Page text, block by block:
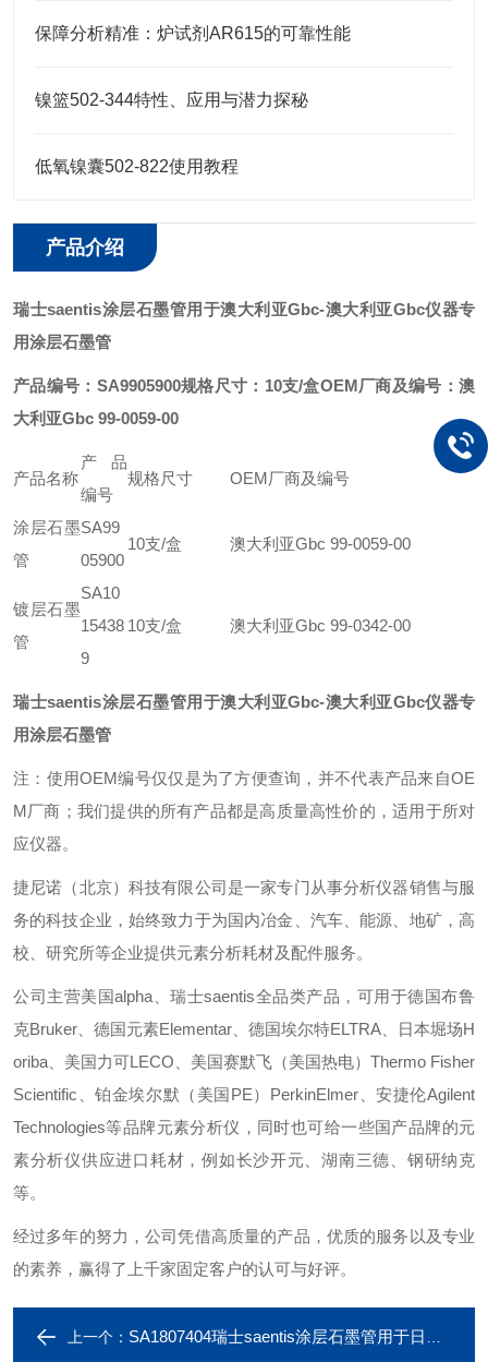
保障分析精准：炉试剂AR615的可靠性能
镍篮502-344特性、应用与潜力探秘
低氧镍囊502-822使用教程
产品介绍
瑞士saentis涂层石墨管用于澳大利亚Gbc-澳大利亚Gbc仪器专
用涂层石墨管
产品编号：SA9905900规格尺寸：10支/盒OEM厂商及编号：澳
大利亚Gbc 99-0059-00
产品名称
产品
编号
规格尺寸 OEM厂商及编号
涂层石墨
管
SA99
05900
10支/盒 澳大利亚Gbc 99-0059-00
镀层石墨
管
SA10
15438
9
10支/盒 澳大利亚Gbc 99-0342-00
瑞士saentis涂层石墨管用于澳大利亚Gbc-澳大利亚Gbc仪器专
用涂层石墨管
注：使用OEM编号仅仅是为了方便查询，并不代表产品来自OE
M厂商；我们提供的所有产品都是高质量高性价的，适用于所对
应仪器。
捷尼诺（北京）科技有限公司是一家专门从事分析仪器销售与服
务的科技企业，始终致力于为国内冶金、汽车、能源、地矿，高
校、研究所等企业提供元素分析耗材及配件服务。
公司主营美国alpha、瑞士saentis全品类产品，可用于德国布鲁
克Bruker、德国元素Elementar、德国埃尔特ELTRA、日本堀场H
oriba、美国力可LECO、美国赛默飞（美国热电）Thermo Fisher
Scientific、铂金埃尔默（美国PE）PerkinElmer、安捷伦Agilent
Technologies等品牌元素分析仪，同时也可给一些国产品牌的元
素分析仪供应进口耗材，例如长沙开元、湖南三德、钢研纳克
等。
经过多年的努力，公司凭借高质量的产品，优质的服务以及专业
的素养，赢得了上千家固定客户的认可与好评。
上一个： SA1807404瑞士saentis涂层石墨管用于日本Hitachi